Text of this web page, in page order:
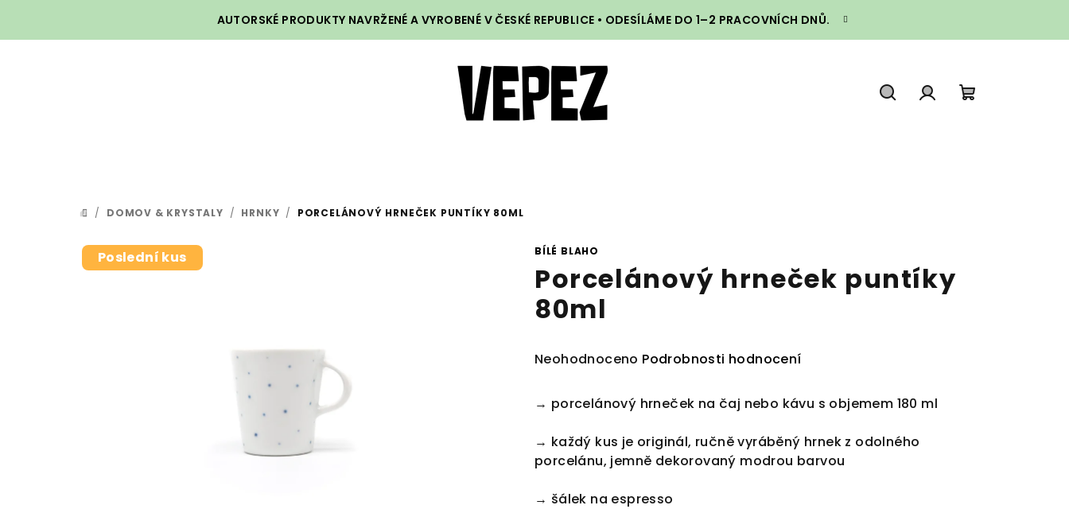
AUTORSKÉ PRODUKTY NAVRŽENÉ A VYROBENÉ V ČESKÉ REPUBLICE • ODESÍLÁME DO 1–2 PRACOVNÍCH DNŮ.
DOMŮ
/ DOMOV & KRYSTALY / HRNKY / PORCELÁNOVÝ HRNEČEK PUNTÍKY 80ML
BÍLÉ BLAHO
Porcelánový hrneček puntíky
80ml
Průměrné
produktu
0,0
z
5
hvězdiček.
Neohodnoceno Podrobnosti hodnocení
→ porcelánový hrneček na čaj nebo kávu s objemem 180 ml
→ každý kus je originál, ručně vyráběný hrnek z odolného
porcelánu, jemně dekorovaný modrou barvou
→ šálek na espresso
Poslední kus